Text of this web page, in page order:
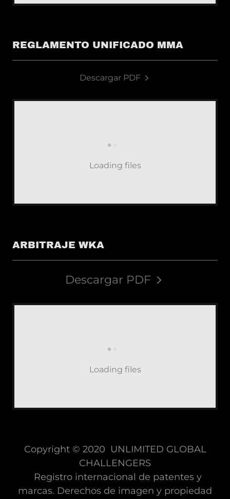
REGLAMENTO UNIFICADO MMA
Descargar PDF
Loading files
ARBITRAJE WKA
Descargar PDF
Loading files
Copyright © 2020 UNLIMITED GLOBAL
CHALLENGERS
Registro internacional de patentes y
marcas. Derechos de imagen y propiedad